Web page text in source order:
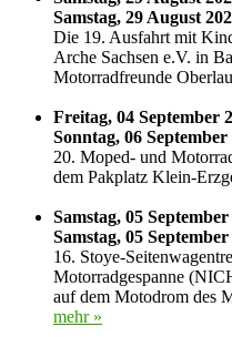
Samstag, 29 August
Die 19. Ausfahrt mit
Arche Sachsen e.V. in
Motorradfreunde
Freitag, 04 September
Sonntag, 06 September
20. Moped- und
dem Pakplatz Klein-
Samstag, 05
Samstag, 05 September
16. Stoye-
Motorradgespanne
auf dem Motodrom des
mehr »